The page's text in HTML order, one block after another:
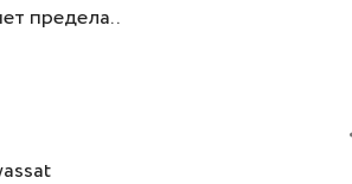
предела..